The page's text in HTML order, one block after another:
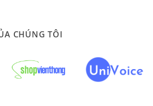
CHÚNG TÔI